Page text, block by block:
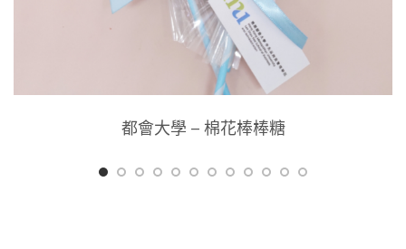
都會大學 – 棉花棒棒糖